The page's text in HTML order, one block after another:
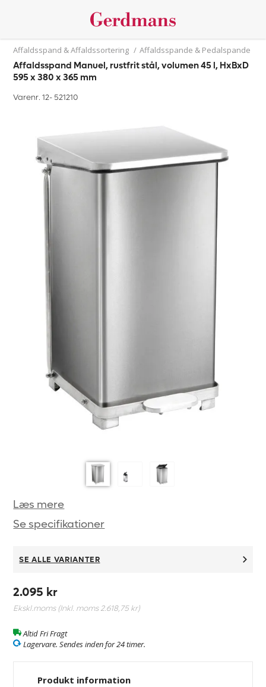
Affaldsspand & Affaldssortering / Affaldsspande & Pedalspande
Affaldsspand Manuel, rustfrit stål, volumen 45 l, HxBxD
595 x 380 x 365 mm
Varenr. 12- 521210
Læs mere
Se specifikationer
SE ALLE VARIANTER
2.095 kr
Ekskl.moms (Inkl. moms2.618,75 kr)
Altid Fri Fragt
Lagervare. Sendes inden for 24 timer.
Produkt information